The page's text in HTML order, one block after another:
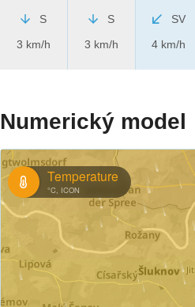
S
3 km/h
S
3 km/h
SV
4 km/h
Numerický model